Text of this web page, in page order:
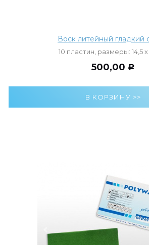
Воск литейный гладкий
10 пластин, размеры: 14,5 х
500,00 Р